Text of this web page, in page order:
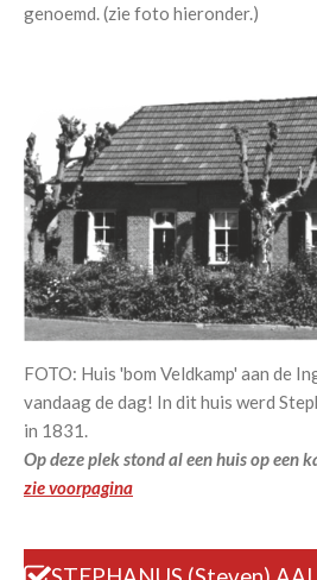
genoemd. (zie foto hieronder.)
FOTO: Huis 'bom Veldkamp' aan de
vandaag de dag! In dit huis werd
in 1831.
Op deze plek stond al een huis op een
zie voorpagina